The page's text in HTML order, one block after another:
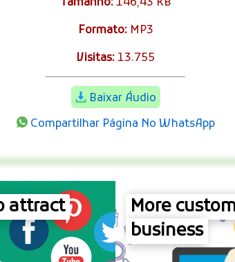
Formato:MP3
Visitas:13.755
Baixar Áudio
Compartilhar Página No WhatsApp
attract
More
business